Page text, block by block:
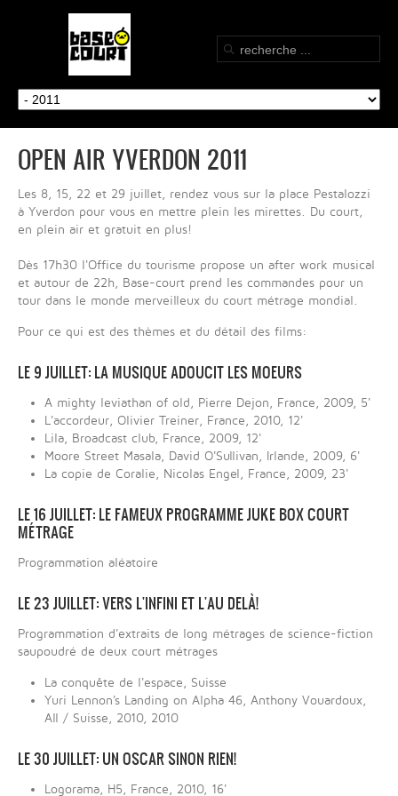
OPEN AIR YVERDON 2011
Les 8, 15, 22 et 29 juillet, rendez vous sur la place Pestalozzi
à Yverdon pour vous en mettre plein les mirettes. Du court,
en plein air et gratuit en plus!
Dès 17h30 l'Office du tourisme propose un after work musical
et autour de 22h, Base-court prend les commandes pour un
tour dans le monde merveilleux du court métrage mondial.
Pour ce qui est des thèmes et du détail des films:
LE 9 JUILLET: LA MUSIQUE ADOUCIT LES MOEURS
A mighty leviathan of old, Pierre Dejon, France, 2009, 5'
L'accordeur, Olivier Treiner, France, 2010, 12'
Lila, Broadcast club, France, 2009, 12'
Moore Street Masala, David O'Sullivan, Irlande, 2009, 6'
La copie de Coralie, Nicolas Engel, France, 2009, 23'
LE 16 JUILLET: LE FAMEUX PROGRAMME JUKE BOX COURT
MÉTRAGE
Programmation aléatoire
LE 23 JUILLET: VERS L'INFINI ET L'AU DELÀ!
Programmation d'extraits de long métrages de science-fiction
saupoudré de deux court métrages
La conquête de l'espace, Suisse
Yuri Lennon's Landing on Alpha 46, Anthony Vouardoux,
All / Suisse, 2010, 2010
LE 30 JUILLET: UN OSCAR SINON RIEN!
Logorama, H5, France, 2010, 16'